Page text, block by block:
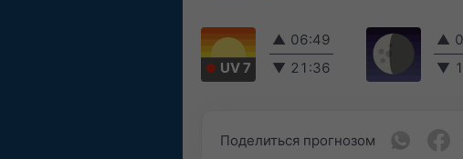
UV 7
▲ 06:49
▼ 21:36
▲
▼
Поделиться прогнозом